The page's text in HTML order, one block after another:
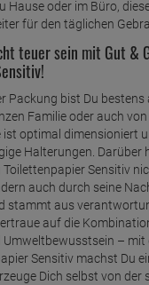
Hause oder im Büro,
für den täglichen
teuer sein mit Gut &
Packung bist Du
Familie oder auch
ist optimal dimensioniert
Halterungen. Darüber
Toilettenpapier Sensitiv
auch durch seine
stammt aus
auf die
– mit
Sensitiv machst Du
Dich selbst von der